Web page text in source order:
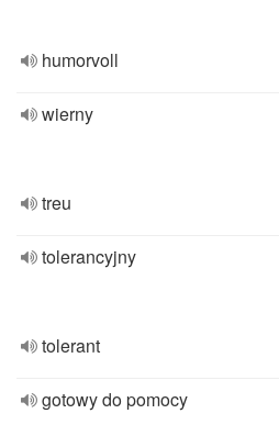
humorvoll
wierny
treu
tolerancyjny
tolerant
gotowy do pomocy